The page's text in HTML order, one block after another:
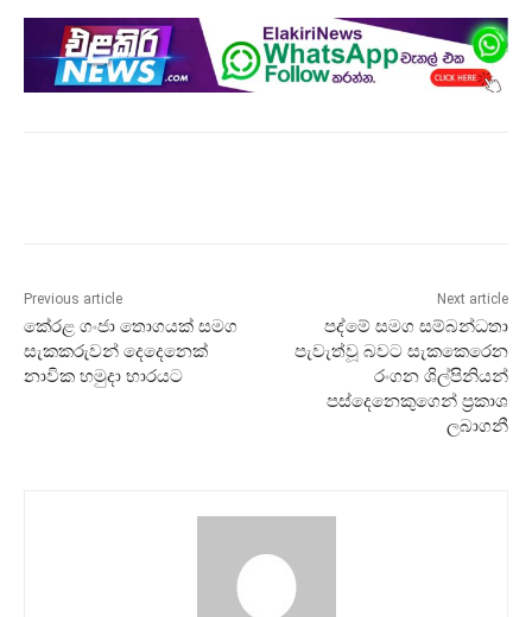
Previous article
කේරළ ගංජා තොගයක් සමග
සැකකරුවන් දෙදෙනෙක්
නාවික හමුදා භාරයට
Next article
පද්මේ සමග සම්බන්ධතා
පැවැත්වූ බවට සැකකෙරෙන
රංගන ශිල්පිනියන්
පස්දෙනෙකුගෙන් ප්‍රකාශ
ලබාගනී